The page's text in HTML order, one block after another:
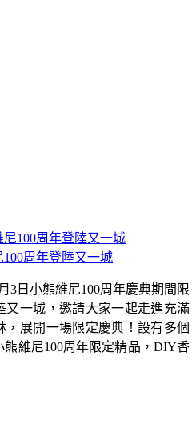
100周年登陸又一城
3日小熊維尼100周年慶典期間限
又一城，邀請大家一起走進充滿
，展開一場限定慶典！設有多個
熊維尼100周年限定精品，DIY香